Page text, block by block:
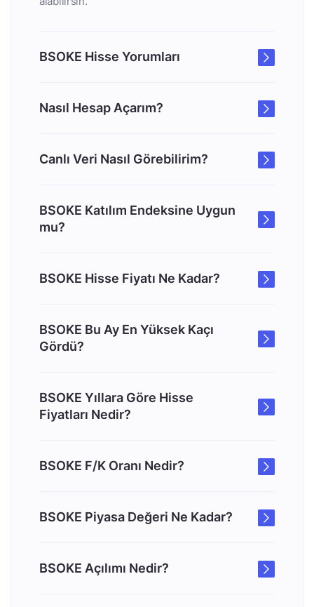
BSOKE Hisse Yorumları
Nasıl Hesap Açarım?
Canlı Veri Nasıl Görebilirim?
BSOKE Katılım Endeksine Uygun
mu?
BSOKE Hisse Fiyatı Ne Kadar?
BSOKE Bu Ay En Yüksek Kaçı
Gördü?
BSOKE Yıllara Göre Hisse
Fiyatları Nedir?
BSOKE F/K Oranı Nedir?
BSOKE Piyasa Değeri Ne Kadar?
BSOKE Açılımı Nedir?